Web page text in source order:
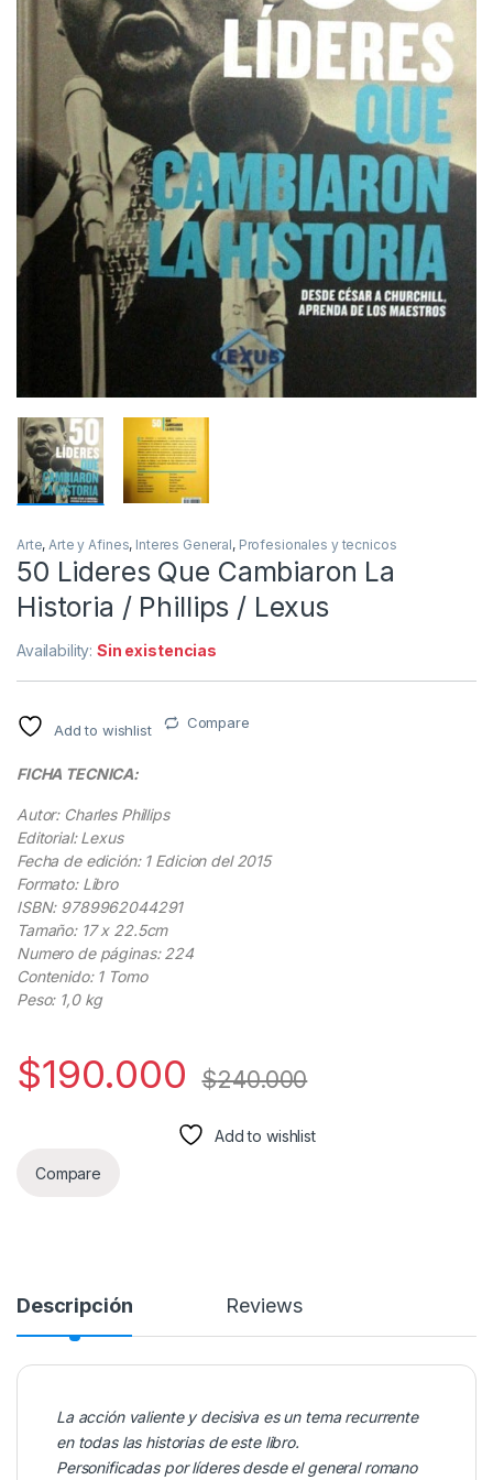
Arte,Arte y Afines, Interes General, Profesionales y tecnicos
50 Lideres Que Cambiaron La
Historia / Phillips / Lexus
Availability:Sin existencias
Add to wishlist Compare
FICHA TECNICA:
Autor: Charles Phillips
Editorial: Lexus
Fecha de edición: 1 Edicion del 2015
Formato: Libro
ISBN: 9789962044291
Tamaño: 17 x 22.5cm
Numero de páginas: 224
Contenido: 1 Tomo
Peso: 1,0 kg
$190.000 $240.000
Add to wishlist
Compare
Descripción Reviews
La acción valiente y decisiva es un tema recurrente
en todas las historias de este libro.
Personificadas por líderes desde el general romano